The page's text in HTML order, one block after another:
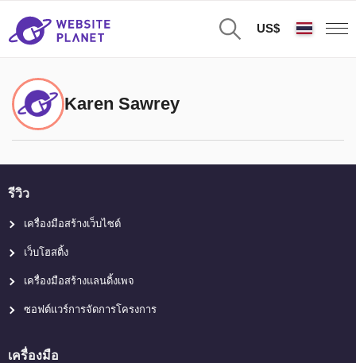
US$
Karen Sawrey
รีวิว
เครื่องมือสร้างเว็บไซต์
เว็บโฮสติ้ง
เครื่องมือสร้างแลนดิ้งเพจ
ซอฟต์แวร์การจัดการโครงการ
เครื่องมือ